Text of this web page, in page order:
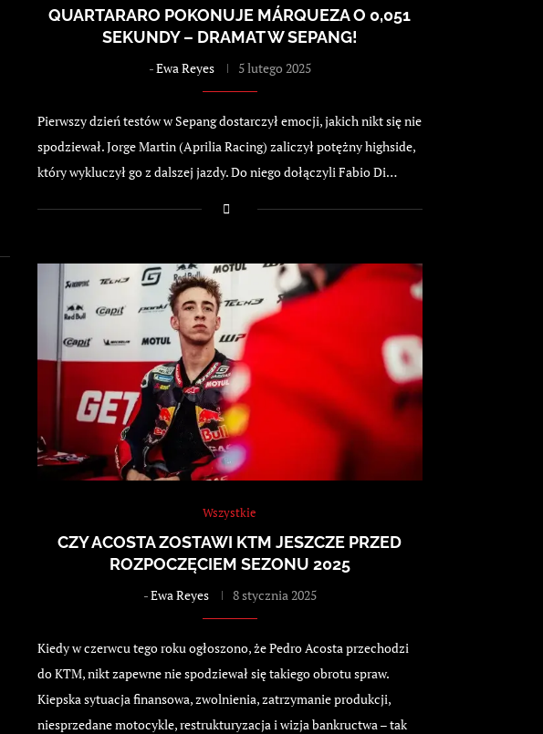
QUARTARARO POKONUJE MÁRQUEZA O 0,051
SEKUNDY – DRAMAT W SEPANG!
-Ewa Reyes 5 lutego 2025
Pierwszy dzień testów w Sepang dostarczył emocji, jakich nikt się nie
spodziewał. Jorge Martin (Aprilia Racing) zaliczył potężny highside,
który wykluczył go z dalszej jazdy. Do niego dołączyli Fabio Di…
Wszystkie
CZY ACOSTA ZOSTAWI KTM JESZCZE PRZED
ROZPOCZĘCIEM SEZONU 2025
-Ewa Reyes 8 stycznia 2025
Kiedy w czerwcu tego roku ogłoszono, że Pedro Acosta przechodzi
do KTM, nikt zapewne nie spodziewał się takiego obrotu spraw.
Kiepska sytuacja finansowa, zwolnienia, zatrzymanie produkcji,
niesprzedane motocykle, restrukturyzacja i wizja bankructwa – tak